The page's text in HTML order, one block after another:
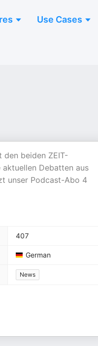
Use Cases
beiden ZEIT-
aktuellen Debatten aus
unser Podcast-Abo 4
407
German
News